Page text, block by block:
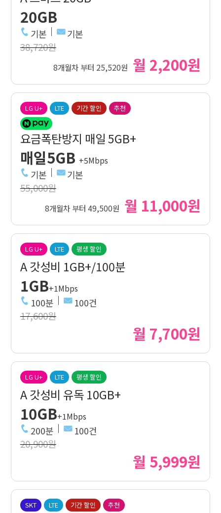
20GB
기본 기본
38,720원
8개월차 부터 25,520원 월 2,200원
LG U+ LTE 기간 할인 추천
요금폭탄방지 매일 5GB+
매일5GB +5Mbps
기본 기본
55,000원
8개월차 부터 49,500원 월 11,000원
LG U+ LTE 평생 할인
A 갓성비 1GB+/100분
1GB+1Mbps
100분 100건
17,600원
월 7,700원
LG U+ LTE 평생 할인
A 갓성비 유독 10GB+
10GB+1Mbps
200분 100건
20,900원
월 5,999원
SKT LTE 기간 할인 추천